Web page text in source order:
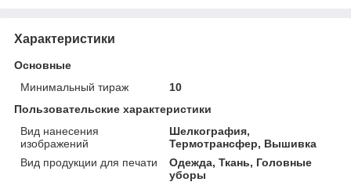
Характеристики
Основные
Минимальный тираж
10
Пользовательские характеристики
Вид нанесения
изображений
Шелкография,
Термотрансфер, Вышивка
Вид продукции для печати
Одежда, Ткань, Головные
уборы